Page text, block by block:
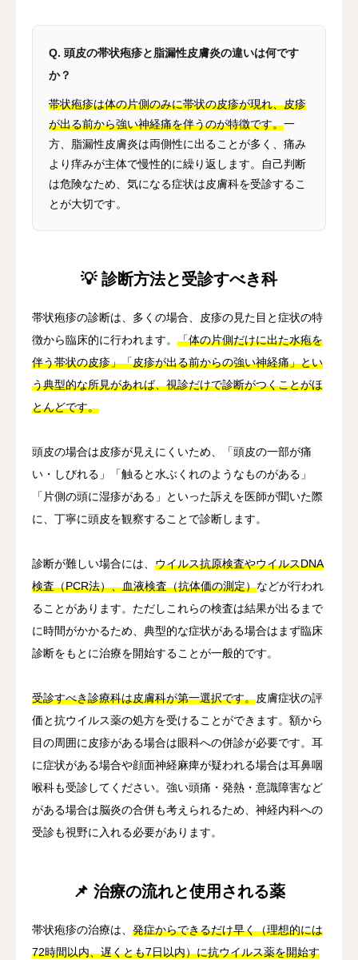
Q. 頭皮の帯状疱疹と脂漏性皮膚炎の違いは何です
か？
帯状疱疹は体の片側のみに帯状の皮疹が現れ、皮疹
が出る前から強い神経痛を伴うのが特徴です。一
方、脂漏性皮膚炎は両側性に出ることが多く、痛み
より痒みが主体で慢性的に繰り返します。自己判断
は危険なため、気になる症状は皮膚科を受診するこ
とが大切です。
💡 診断方法と受診すべき科
帯状疱疹の診断は、多くの場合、皮疹の見た目と症状の特
徴から臨床的に行われます。 「体の片側だけに出た水疱を
伴う帯状の皮疹」「皮疹が出る前からの強い神経痛」とい
う典型的な所見があれば、視診だけで診断がつくことがほ
とんどです。
頭皮の場合は皮疹が見えにくいため、「頭皮の一部が痛
い・しびれる」「触ると水ぶくれのようなものがある」
「片側の頭に湿疹がある」といった訴えを医師が聞いた際
に、丁寧に頭皮を観察することで診断します。
診断が難しい場合には、 ウイルス抗原検査やウイルスDNA
検査（PCR法）、血液検査（抗体価の測定）などが行われ
ることがあります。ただしこれらの検査は結果が出るまで
に時間がかかるため、典型的な症状がある場合はまず臨床
診断をもとに治療を開始することが一般的です。
受診すべき診療科は皮膚科が第一選択です。皮膚症状の評
価と抗ウイルス薬の処方を受けることができます。額から
目の周囲に皮疹がある場合は眼科への併診が必要です。耳
に症状がある場合や顔面神経麻痺が疑われる場合は耳鼻咽
喉科も受診してください。強い頭痛・発熱・意識障害など
がある場合は脳炎の合併も考えられるため、神経内科への
受診も視野に入れる必要があります。
📌 治療の流れと使用される薬
帯状疱疹の治療は、 発症からできるだけ早く（理想的には
72時間以内、遅くとも7日以内）に抗ウイルス薬を開始す